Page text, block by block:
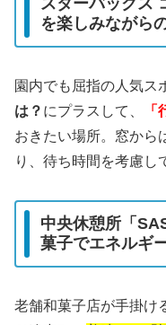
スターバックス
を楽しみながら
園内でも屈指の人気ス
は？ にプラスして、
おきたい場所。窓から
り、待ち時間を考慮し
中央休憩所「
菓子でエネルギ
老舗和菓子店が手掛け